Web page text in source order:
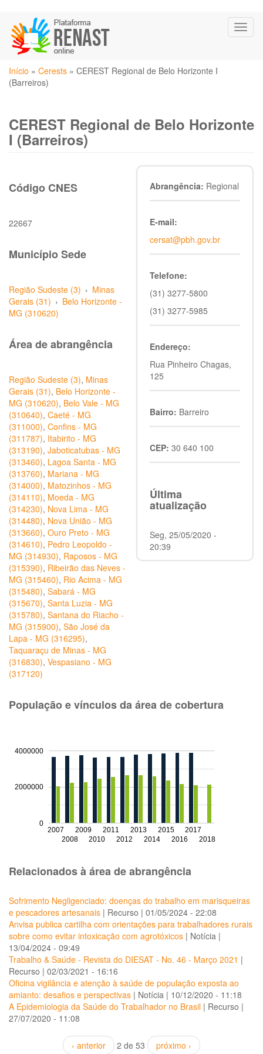
para
conteúdo
principal
Você
está
Início » Cerests » CEREST Regional de Belo Horizonte I
(Barreiros)
CEREST Regional de Belo Horizonte
I (Barreiros)
Código CNES
22667
Município Sede
Região Sudeste (3) › Minas
Gerais (31) › Belo Horizonte -
MG (310620)
Área de abrangência
Região Sudeste (3), Minas
Gerais (31), Belo Horizonte -
MG (310620), Belo Vale - MG
(310640), Caeté - MG
(311000), Confins - MG
(311787), Itabirito - MG
(313190), Jaboticatubas - MG
(313460), Lagoa Santa - MG
(313760), Mariana - MG
(314000), Matozinhos - MG
(314110), Moeda - MG
(314230), Nova Lima - MG
(314480), Nova União - MG
(313660), Ouro Preto - MG
(314610), Pedro Leopoldo -
MG (314930), Raposos - MG
(315390), Ribeirão das Neves -
MG (315460), Rio Acima - MG
(315480), Sabará - MG
(315670), Santa Luzia - MG
(315780), Santana do Riacho -
MG (315900), São José da
Lapa - MG (316295),
Taquaraçu de Minas - MG
(316830), Vespasiano - MG
(317120)
Abrangência: Regional
E-mail:
cersat@pbh.gov.br
Telefone:
(31) 3277-5800
(31) 3277-5985
Endereço:
Rua Pinheiro Chagas,
125
Bairro: Barreiro
CEP: 30 640 100
Última
atualização
Seg, 25/05/2020 -
20:39
População e vínculos da área de cobertura
2007
2008
2009
2010
2011
2012
2013
2014
2015
2016
2017
2018
0
2000000
4000000
Relacionados à área de abrangência
Sofrimento Negligenciado: doenças do trabalho em marisqueiras
e pescadores artesanais | Recurso | 01/05/2024 - 22:08
Anvisa publica cartilha com orientações para trabalhadores rurais
sobre como evitar intoxicação com agrotóxicos | Notícia |
13/04/2024 - 09:49
Trabalho & Saúde - Revista do DIESAT - No. 46 - Março 2021 |
Recurso | 02/03/2021 - 16:16
Oficina vigilância e atenção à saúde de população exposta ao
amianto: desafios e perspectivas | Notícia | 10/12/2020 - 11:18
A Epidemiologia da Saúde do Trabalhador no Brasil | Recurso |
27/07/2020 - 11:08
‹ anterior 2 de 53 próximo ›